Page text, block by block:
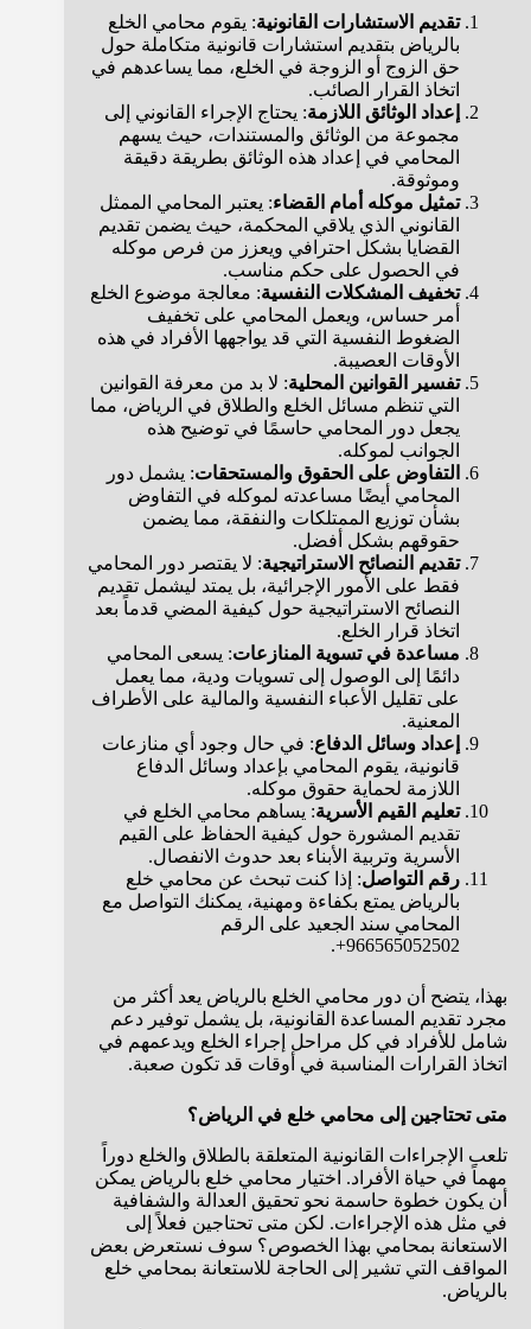
تقديم الاستشارات القانونية: يقوم محامي الخلع
بالرياض بتقديم استشارات قانونية متكاملة حول
حق الزوج أو الزوجة في الخلع، مما يساعدهم في
اتخاذ القرار الصائب.
إعداد الوثائق اللازمة: يحتاج الإجراء القانوني إلى
مجموعة من الوثائق والمستندات، حيث يسهم
المحامي في إعداد هذه الوثائق بطريقة دقيقة
وموثوقة.
تمثيل موكله أمام القضاء: يعتبر المحامي الممثل
القانوني الذي يلاقي المحكمة، حيث يضمن تقديم
القضايا بشكل احترافي ويعزز من فرص موكله
في الحصول على حكم مناسب.
تخفيف المشكلات النفسية: معالجة موضوع الخلع
أمر حساس، ويعمل المحامي على تخفيف
الضغوط النفسية التي قد يواجهها الأفراد في هذه
الأوقات العصيبة.
تفسير القوانين المحلية: لا بد من معرفة القوانين
التي تنظم مسائل الخلع والطلاق في الرياض، مما
يجعل دور المحامي حاسمًا في توضيح هذه
الجوانب لموكله.
التفاوض على الحقوق والمستحقات: يشمل دور
المحامي أيضًا مساعدته لموكله في التفاوض
بشأن توزيع الممتلكات والنفقة، مما يضمن
حقوقهم بشكل أفضل.
تقديم النصائح الاستراتيجية: لا يقتصر دور المحامي
فقط على الأمور الإجرائية، بل يمتد ليشمل تقديم
النصائح الاستراتيجية حول كيفية المضي قدماً بعد
اتخاذ قرار الخلع.
مساعدة في تسوية المنازعات: يسعى المحامي
دائمًا إلى الوصول إلى تسويات ودية، مما يعمل
على تقليل الأعباء النفسية والمالية على الأطراف
المعنية.
إعداد وسائل الدفاع: في حال وجود أي منازعات
قانونية، يقوم المحامي بإعداد وسائل الدفاع
اللازمة لحماية حقوق موكله.
تعليم القيم الأسرية: يساهم محامي الخلع في
تقديم المشورة حول كيفية الحفاظ على القيم
الأسرية وتربية الأبناء بعد حدوث الانفصال.
رقم التواصل: إذا كنت تبحث عن محامي خلع
بالرياض يمتع بكفاءة ومهنية، يمكنك التواصل مع
المحامي سند الجعيد على الرقم
966565052502+.
بهذا، يتضح أن دور محامي الخلع بالرياض يعد أكثر من
مجرد تقديم المساعدة القانونية، بل يشمل توفير دعم
شامل للأفراد في كل مراحل إجراء الخلع ويدعمهم في
اتخاذ القرارات المناسبة في أوقات قد تكون صعبة.
متى تحتاجين إلى محامي خلع في الرياض؟
تلعب الإجراءات القانونية المتعلقة بالطلاق والخلع دوراً
مهماً في حياة الأفراد. اختيار محامي خلع بالرياض يمكن
أن يكون خطوة حاسمة نحو تحقيق العدالة والشفافية
في مثل هذه الإجراءات. لكن متى تحتاجين فعلاً إلى
الاستعانة بمحامي بهذا الخصوص؟ سوف نستعرض بعض
المواقف التي تشير إلى الحاجة للاستعانة بمحامي خلع
بالرياض.